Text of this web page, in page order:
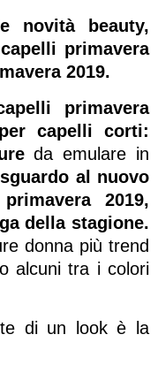
novità beauty,
primavera
2019.
primavera
capelli corti:
da emulare in
al nuovo
2019,
della stagione.
donna più trend
alcuni tra i colori
di un look è la